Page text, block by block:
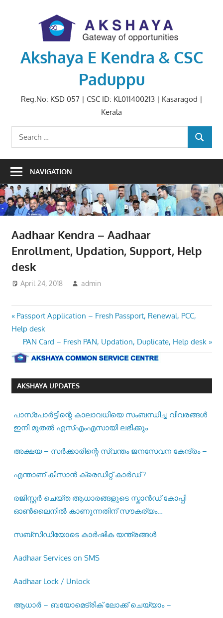
Akshaya E Kendra & CSC
Paduppu
Reg.No: KSD 057 | CSC ID: KL011400213 | Kasaragod |
Kerala
Search
for:
SEARCH
NAVIGATION
Aadhaar Kendra – Aadhaar
Enrollment, Updation, Support, Help
desk
April 24, 2018 admin
Post
navigation
Previous
Post:
Passport Application – Fresh Passport, Renewal, PCC,
Help desk
Next
Post:
PAN Card – Fresh PAN, Updation, Duplicate, Help desk
AKSHAYA UPDATES
പാസ്‌പോര്‍ട്ടിന്റെ കാലാവധിയെ സംബന്ധിച്ച വിവരങ്ങള്‍
ഇനി മുതല്‍ എസ്എംഎസായി ലഭിക്കും
അക്ഷയ – സർക്കാരിന്റെ സ്വന്തം ജനസേവന കേന്ദ്രം –
എന്താണ് കിസാൻ ക്രെഡിറ്റ് കാർഡ് ?
രജിസ്റ്റര്‍ ചെയ്ത ആധാരങ്ങളുടെ സ്കാന്‍ഡ് കോപ്പി
ഓണ്‍ലൈനില്‍ കാണുന്നതിന് സൗകര്യം
സബ്സിഡിയോടെ കാർഷിക യന്ത്രങ്ങൾ
Aadhaar Services on SMS
Aadhaar Lock / Unlock
ആധാർ – ബയോമെട്രിക് ലോക്ക് ചെയ്യാം –